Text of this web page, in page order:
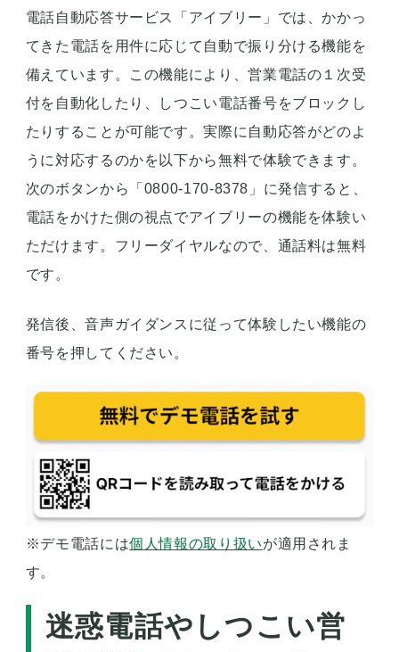
電話自動応答サービス「アイブリー」では、かかっ
てきた電話を用件に応じて自動で振り分ける機能を
備えています。この機能により、営業電話の１次受
付を自動化したり、しつこい電話番号をブロックし
たりすることが可能です。実際に自動応答がどのよ
うに対応するのかを以下から無料で体験できます。
次のボタンから「0800-170-8378」に発信すると、
電話をかけた側の視点でアイブリーの機能を体験い
ただけます。フリーダイヤルなので、通話料は無料
です。
発信後、音声ガイダンスに従って体験したい機能の
番号を押してください。
※デモ電話には個人情報の取り扱いが適用されま
す。
迷惑電話やしつこい営